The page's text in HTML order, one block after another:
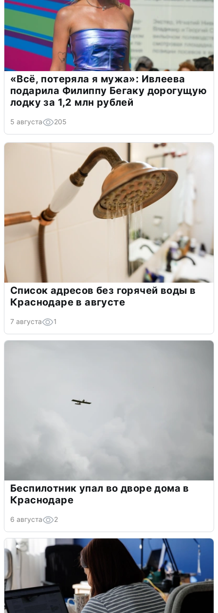
«Всё, потеряла я мужа»: Ивлеева
подарила Филиппу Бегаку дорогущую
лодку за 1,2 млн рублей
5 августа 205
Список адресов без горячей воды в
Краснодаре в августе
7 августа 1
Беспилотник упал во дворе дома в
Краснодаре
6 августа 2